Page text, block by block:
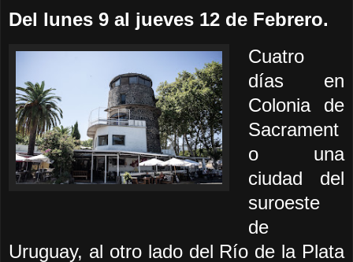
Del lunes 9 al jueves 12 de Febrero.
Cuatro
días en
Colonia de
Sacrament
o una
ciudad del
suroeste
de
Uruguay, al otro lado del Río de la Plata